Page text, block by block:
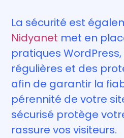
La sécurité est
Nidyanet met en
pratiques
régulières et des
afin de garantir la
pérennité de votre
sécurisé protège
rassure vos visiteurs.